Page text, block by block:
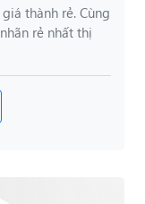
thành rẻ. Cùng
rẻ nhất thị